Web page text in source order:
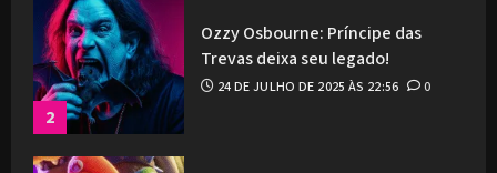
2
Ozzy Osbourne: Príncipe das
Trevas deixa seu legado!
24 DE JULHO DE 2025 ÀS 22:56 0